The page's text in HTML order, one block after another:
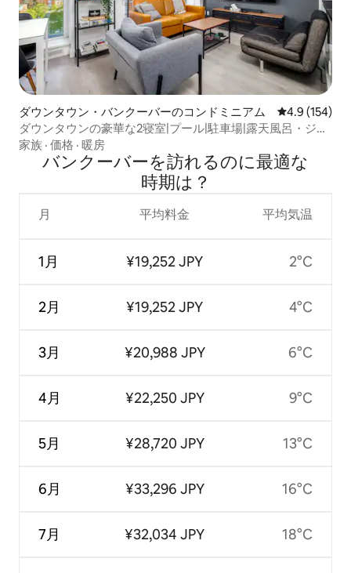
ダウンタウン・バンクーバーのコンドミニアム レビュー154
4.9 (154)
ダウンタウンの豪華な2寝室|プール|駐車場|露天風呂・ジャ
グジー|サウナ
家族 · 価格 · 暖房
バンクーバーを訪⁠れ⁠るの⁠に最⁠適⁠な
時⁠期⁠は⁠？
月
1月
2月
3月
4月
5月
6月
7月
平均料金
¥19,252 JPY
¥19,252 JPY
¥20,988 JPY
¥22,250 JPY
¥28,720 JPY
¥33,296 JPY
¥32,034 JPY
平均気温
2°C
4°C
6°C
9°C
13°C
16°C
18°C